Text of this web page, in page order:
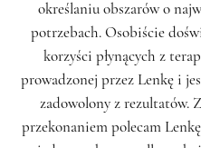
określaniu obszarów o
potrzebach. Osobiście
korzyści płynących z
prowadzonej przez Lenkę i
zadowolony z rezultatów.
przekonaniem polecam